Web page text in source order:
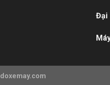
Đại
doxemay.com